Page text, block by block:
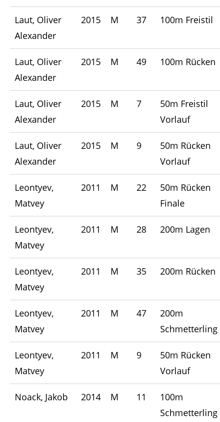
Laut, Oliver
Alexander
2015 M 37 100m Freistil
Laut, Oliver
Alexander
2015 M 49 100m Rücken
Laut, Oliver
Alexander
2015 M 7
50m Freistil
Vorlauf
Laut, Oliver
Alexander
2015 M 9
50m Rücken
Vorlauf
Leontyev,
Matvey
2011 M 22
50m Rücken
Finale
Leontyev,
Matvey
2011 M 28 200m Lagen
Leontyev,
Matvey
2011 M 35 200m Rücken
Leontyev,
Matvey
2011 M 47
200m
Schmetterling
Leontyev,
Matvey
2011 M 9
50m Rücken
Vorlauf
Noack, Jakob 2014 M 11
100m
Schmetterling